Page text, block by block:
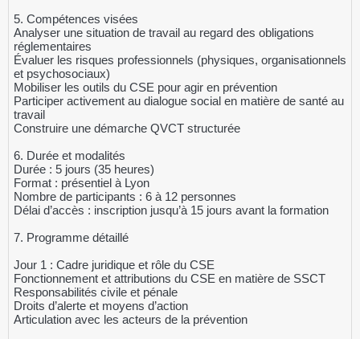
5. Compétences visées
Analyser une situation de travail au regard des obligations
réglementaires
Évaluer les risques professionnels (physiques, organisationnels
et psychosociaux)
Mobiliser les outils du CSE pour agir en prévention
Participer activement au dialogue social en matière de santé au
travail
Construire une démarche QVCT structurée
6. Durée et modalités
Durée : 5 jours (35 heures)
Format : présentiel à Lyon
Nombre de participants : 6 à 12 personnes
Délai d’accès : inscription jusqu’à 15 jours avant la formation
7. Programme détaillé
Jour 1 : Cadre juridique et rôle du CSE
Fonctionnement et attributions du CSE en matière de SSCT
Responsabilités civile et pénale
Droits d’alerte et moyens d’action
Articulation avec les acteurs de la prévention